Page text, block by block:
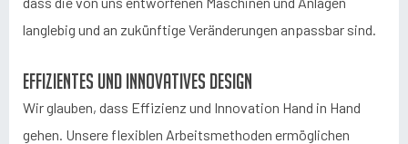
langlebig und an zukünftige Veränderungen anpassbar sind.
Effizientes und innovatives Design
Wir glauben, dass Effizienz und Innovation Hand in Hand
gehen. Unsere flexiblen Arbeitsmethoden ermöglichen